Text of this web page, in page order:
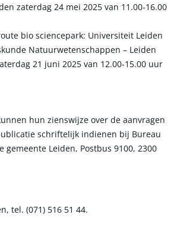
zaterdag 24 mei 2025 van 11.00-16.00
bio sciencepark: Universiteit Leiden
Natuurwetenschappen – Leiden
21 juni 2025 van 12.00-15.00 uur
hun zienswijze over de aanvragen
schriftelijk indienen bij Bureau
gemeente Leiden, Postbus 9100, 2300
tel. (071) 516 51 44.